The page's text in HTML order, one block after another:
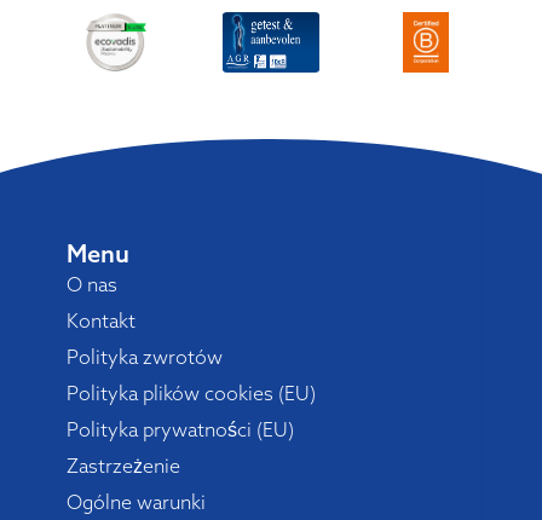
Menu
O nas
Kontakt
Polityka zwrotów
Polityka plików cookies (EU)
Polityka prywatności (EU)
Zastrzeżenie
Ogólne warunki